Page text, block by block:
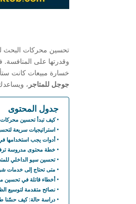
تحسين محركات البحث
وقدرتها على
خسارة مبيعات كانت
جوجل للمتاجر ،
جدول المحتوى
كيف تبدأ تحسين محركات
استراتيجيات سريعة
أدوات يجب استخدامها
خطة محتوى مدروسة
تحسين سيو الداخلي
متى تحتاج إلى خدمات
أخطاء قاتلة في تحسين
نصائح متقدمة لتوسيع
دراسة حالة: كيف حسّنا